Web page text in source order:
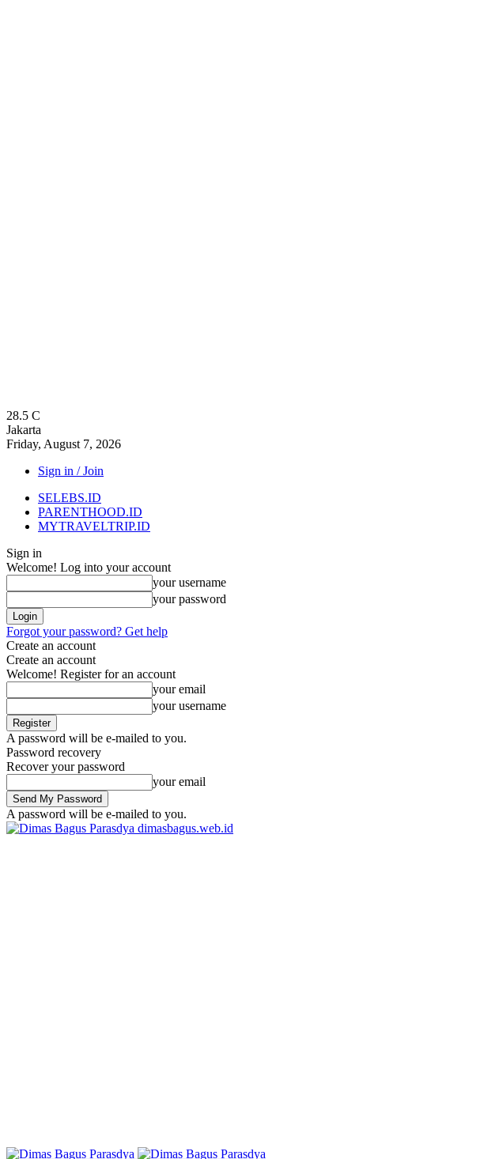
28.5 C
Jakarta
Friday, August 7, 2026
Sign in / Join
SELEBS.ID
PARENTHOOD.ID
MYTRAVELTRIP.ID
Sign in
Welcome! Log into your account
your username
your password
Forgot your password? Get help
Create an account
Create an account
Welcome! Register for an account
your email
your username
A password will be e-mailed to you.
Password recovery
Recover your password
your email
A password will be e-mailed to you.
dimasbagus.web.id